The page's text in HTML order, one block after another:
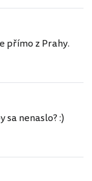
přímo z Prahy.
sa nenaslo? :)